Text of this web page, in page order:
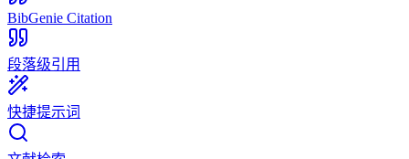
BibGenie Citation
段落级引用
快捷提示词